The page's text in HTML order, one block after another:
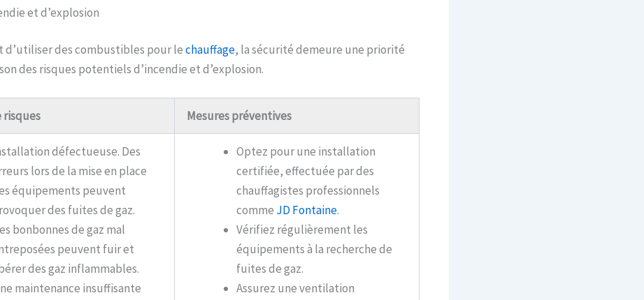
et d’explosion
d’utiliser des combustibles pour lechauffage, la sécurité demeure une priorité
des risques potentiels d’incendie et d’explosion.
risques Mesures préventives
défectueuse. Des
lors de la mise en place
équipements peuvent
des fuites de gaz.
bonbonnes de gaz mal
peuvent fuir et
des gaz inflammables.
maintenance insuffisante
Optez pour une installation
certifiée, effectuée par des
chauffagistes professionnels
comme JD Fontaine.
Vérifiez régulièrement les
équipements à la recherche de
fuites de gaz.
Assurez une ventilation